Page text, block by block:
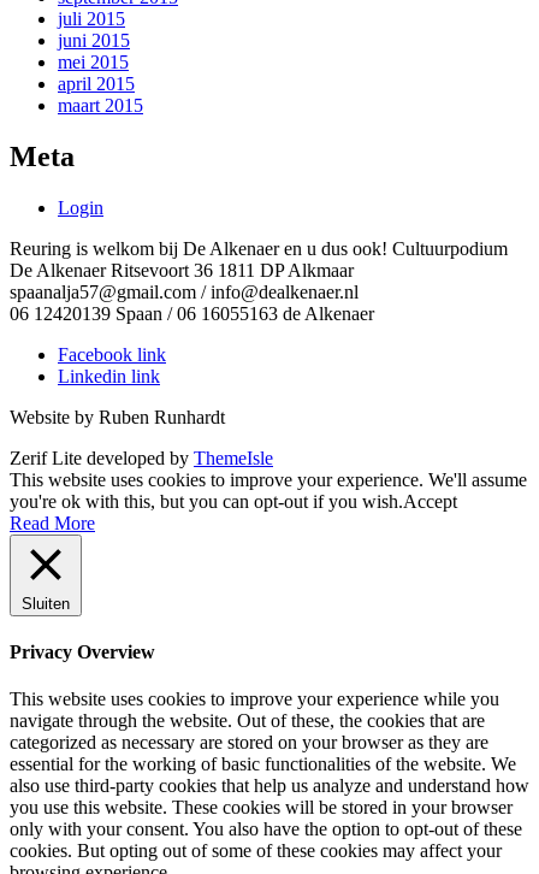
juli 2015
juni 2015
mei 2015
april 2015
maart 2015
Meta
Login
Reuring is welkom bij De Alkenaer en u dus ook! Cultuurpodium
De Alkenaer Ritsevoort 36 1811 DP Alkmaar
spaanalja57@gmail.com / info@dealkenaer.nl
06 12420139 Spaan / 06 16055163 de Alkenaer
Facebook link
Linkedin link
Website by Ruben Runhardt
Zerif Lite developed by ThemeIsle
This website uses cookies to improve your experience. We'll assume
you're ok with this, but you can opt-out if you wish.Accept
Read More
Sluiten
Privacy Overview
This website uses cookies to improve your experience while you
navigate through the website. Out of these, the cookies that are
categorized as necessary are stored on your browser as they are
essential for the working of basic functionalities of the website. We
also use third-party cookies that help us analyze and understand how
you use this website. These cookies will be stored in your browser
only with your consent. You also have the option to opt-out of these
cookies. But opting out of some of these cookies may affect your